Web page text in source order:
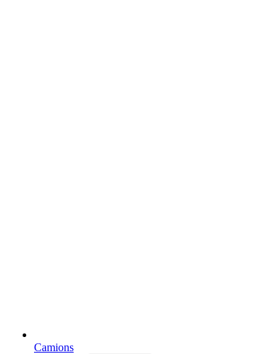
Camions